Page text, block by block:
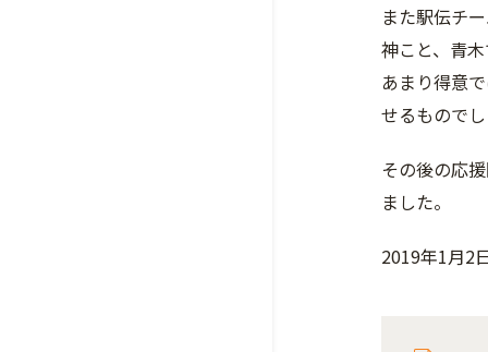
また駅伝チ
神こと、青
あまり得意
せるもので
その後の応
ました。
2019年1月2